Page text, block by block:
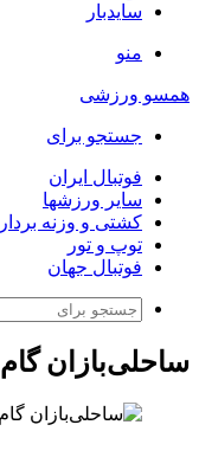
سایدبار
منو
همسو ورزشی
جستجو برای
فوتبال ایران
سایر ورزشها
کشتی و وزنه
توپ و تور
فوتبال جهان
ساحلی‌بازان